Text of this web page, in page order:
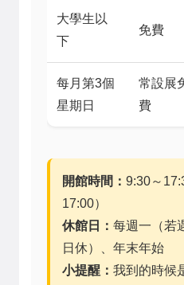
大學生以
下
免費
每月第3個
星期日
常設展
費
開館時間： 9:30～
17:00）
休館日： 每週一（若
日休）、年末年始
小提醒： 我到的時候